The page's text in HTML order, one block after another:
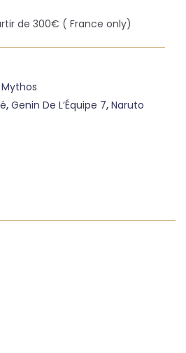
de 300€ ( France only)
,Genin De L’Équipe 7,Naruto